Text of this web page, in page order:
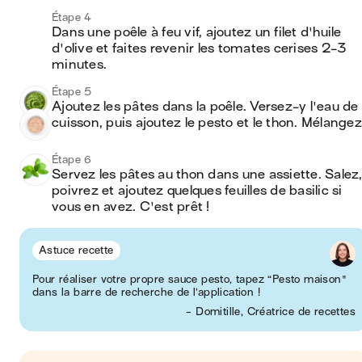
Étape 4
Dans une poêle à feu vif, ajoutez un filet d'huile
d'olive et faites revenir les tomates cerises 2-3
minutes.
Étape 5
Ajoutez les pâtes dans la poêle. Versez-y l'eau de
cuisson, puis ajoutez le pesto et le thon.
Étape 6
Servez les pâtes au thon dans une assiette. Salez,
poivrez et ajoutez quelques feuilles de basilic si
vous en avez. C'est prêt !
Astuce recette
Pour réaliser votre propre sauce pesto, tapez “Pesto maison"
dans la barre de recherche de l’application !
- Domitille, Créatrice de recettes